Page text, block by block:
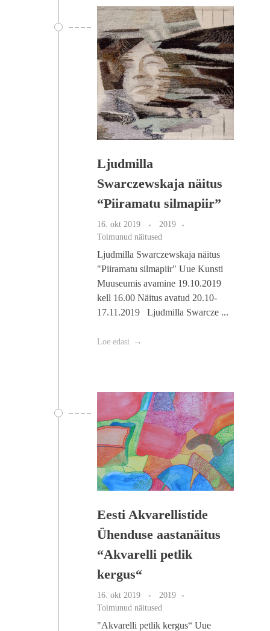
Ljudmilla
Swarczewskaja näitus
“Piiramatu silmapiir”
16. okt 2019
2019
Toimunud näitused
Ljudmilla Swarczewskaja näitus
"Piiramatu silmapiir" Uue Kunsti
Muuseumis avamine 19.10.2019
kell 16.00 Näitus avatud 20.10-
17.11.2019 Ljudmilla Swarcze ...
Loe edasi
Eesti Akvarellistide
Ühenduse aastanäitus
“Akvarelli petlik
kergus“
16. okt 2019
2019
Toimunud näitused
"Akvarelli petlik kergus“ Uue